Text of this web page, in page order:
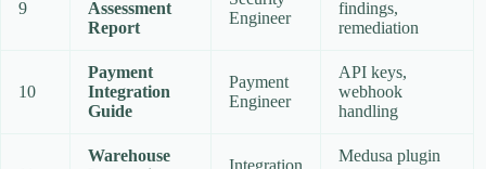
9
Assessment
Report
Engineer
findings,
remediation
10
Payment
Integration
Guide
Payment
Engineer
API keys,
webhook
handling
Warehouse
Medusa plugin